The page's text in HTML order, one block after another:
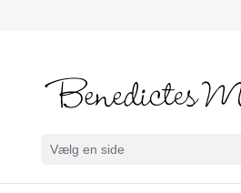
Vælg en side